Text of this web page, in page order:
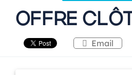
OFFRE
Email